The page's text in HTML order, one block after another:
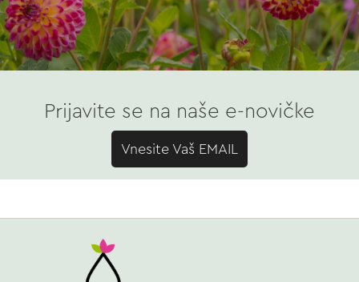
Prijavite se na naše e-novičke
Vnesite Vaš EMAIL